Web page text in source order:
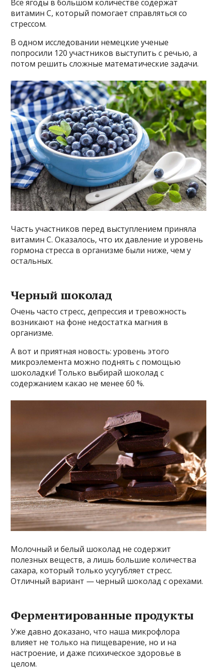
Все ягоды в большом количестве содержат
витамин С, который помогает справляться со
стрессом.
В одном исследовании немецкие ученые
попросили 120 участников выступить с речью, а
потом решить сложные математические задачи.
Часть участников перед выступлением приняла
витамин С. Оказалось, что их давление и уровень
гормона стресса в организме были ниже, чем у
остальных.
Черный шоколад
Очень часто стресс, депрессия и тревожность
возникают на фоне недостатка магния в
организме.
А вот и приятная новость: уровень этого
микроэлемента можно поднять с помощью
шоколадки! Только выбирай шоколад с
содержанием какао не менее 60 %.
Молочный и белый шоколад не содержит
полезных веществ, а лишь большие количества
сахара, который только усугубляет стресс.
Отличный вариант — черный шоколад с орехами.
Ферментированные продукты
Уже давно доказано, что наша микрофлора
влияет не только на пищеварение, но и на
настроение, и даже психическое здоровье в
целом.